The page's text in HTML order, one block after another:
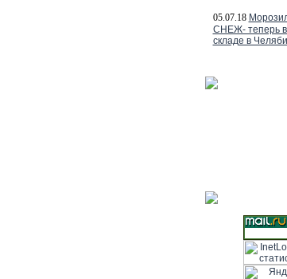
05.07.18
СНЕЖ- теперь
складе в